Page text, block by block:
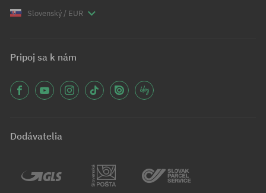
Slovenský / EUR
Pripoj sa k nám
Dodávatelia